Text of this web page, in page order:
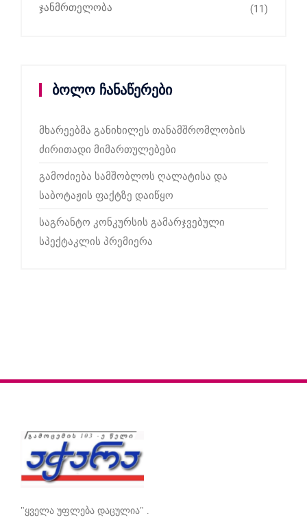
ჯანმრთელობა (11)
ბოლო ჩანაწერები
მხარეებმა განიხილეს თანამშრომლობის
ძირითადი მიმართულებები
გამოძიება სამშობლოს ღალატისა და
საბოტაჟის ფაქტზე დაიწყო
საგრანტო კონკურსის გამარჯვებული
სპექტაკლის პრემიერა
"ყველა უფლება დაცულია" .